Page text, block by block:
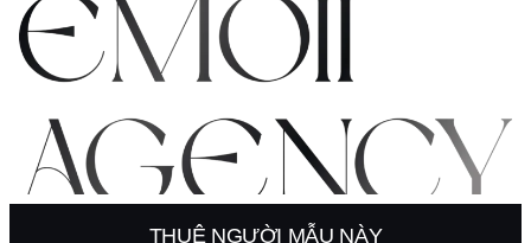
THUÊ NGƯỜI MẪU NÀY
© 2025 - EMOII AGENCY COMPANY LIMITED